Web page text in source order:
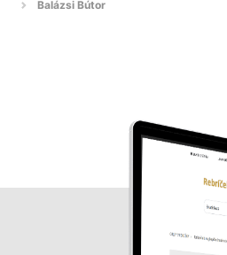
Balázsi Bútor